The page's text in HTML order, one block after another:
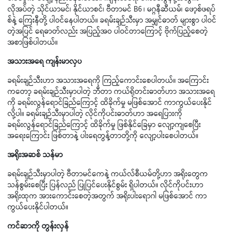
လိုအပ်တဲ့ သိုင်ယာမင်၊ နိုင်ယာစင်၊ ဗီတာမင် B6 ၊ မဂ္ဂနီဆီယမ်၊ ဖော့စ်ဖရပ်
စ်နဲ့ ကြေးနီတို့ ပါဝင်နေပါတယ်။ ခရမ်းချဉ်သီးမှာ အမျှင်ဓာတ် များစွာ ပါဝင်
တဲ့အပြင် ရေဓာတ်လည်း အပြည့်အဝ ပါဝင်တာကြောင့် ဗိုက်ပြည့်စေတဲ့
အစာဖြစ်ပါတယ်။
အသားအရေ ကျန်းမာလှပ
ခရမ်းချဉ်သီးဟာ အသားအရေကို ကြည့်ကောင်းစေပါတယ်။ အကြောင်း
ကတော့ ခရမ်းချဉ်သီးမှာပါတဲ့ ဘီတာ ကယ်ရိုတင်းဓာတ်ဟာ အသားအရေ
ကို ခရမ်းလွန်ရောင်ခြည်ကြောင့် ထိခိုက်မှု မဖြစ်အောင် ကာကွယ်ပေးနိုင်
လို့ပါ။ ခရမ်းချဉ်သီးမှာပါတဲ့ လိုင်ကိုပင်းဓာတ်ဟာ အရေပြားကို
ခရမ်းလွန်ရောင်ခြည်ကြောင့် ထိခိုက်မှု ဖြစ်နိုင်ခြေမှာ လျော့ကျစေပြီး
အရေးကြောင်း ဖြစ်တာနဲ့ ပါးရေတွန့်တာတို့ကို လျော့ပါးစေပါတယ်။
အရိုးအဆစ် သန်မာ
ခရမ်းချဉ်သီးမှာပါတဲ့ ဗီတာမင်ကေနဲ့ ကယ်လ်စီယမ်တို့ဟာ အရိုးတွေက
သန်စွမ်းစေပြီး ပြန်လည် ပြုပြင်ပေးနိုင်စွမ်း ရှိပါတယ်။ လိုင်ကိုပင်းဟာ
အရိုးထုက အားကောင်းစေတဲ့အတွက် အရိုးပါးရောဂါ မဖြစ်အောင် ကာ
ကွယ်ပေးနိုင်ပါတယ်။
ကင်ဆာကို တွန်းလှန်